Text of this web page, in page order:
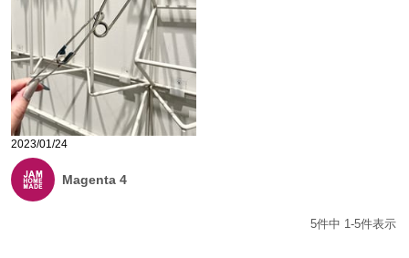
2023/01/24
Magenta 4
5件中 1-5件表示